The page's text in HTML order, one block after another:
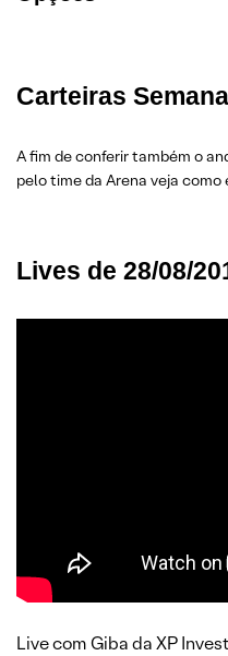
Carteiras
A fim de conferir também o
pelo time da Arena veja como
Lives de 28/08/
Live com Giba da XP